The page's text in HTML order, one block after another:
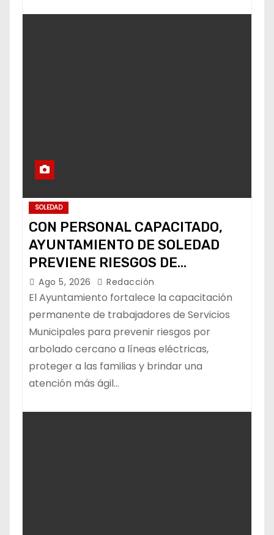
SOLEDAD
CON PERSONAL CAPACITADO,
AYUNTAMIENTO DE SOLEDAD
PREVIENE RIESGOS DE
CABLEADO ELÉCTRICO
Ago 5, 2026 Redacción
El Ayuntamiento fortalece la capacitación
permanente de trabajadores de Servicios
Municipales para prevenir riesgos por
arbolado cercano a líneas eléctricas,
proteger a las familias y brindar una
atención más ágil…